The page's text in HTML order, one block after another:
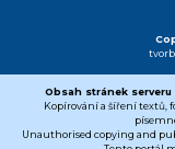
Obsah stránek serveru
Kopírování a šíření textů,
Unauthorised copying and